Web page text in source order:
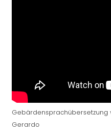
Gebärdensprachübersetzung
Gerardo